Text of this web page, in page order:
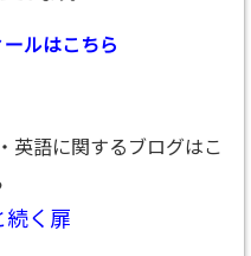
ルはこちら
英語に関するブログはこ
続く扉